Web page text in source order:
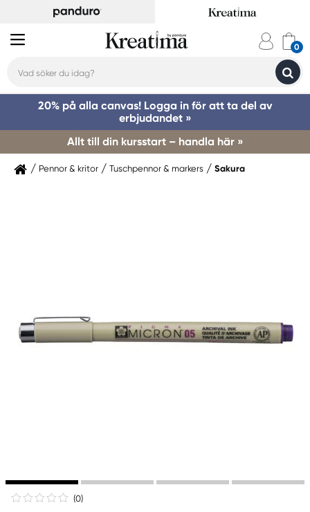
20% på alla canvas! Logga in för att ta del av
erbjudandet »
Allt till din kursstart – handla här »
Pennor & kritor Tuschpennor & markers Sakura
(0)